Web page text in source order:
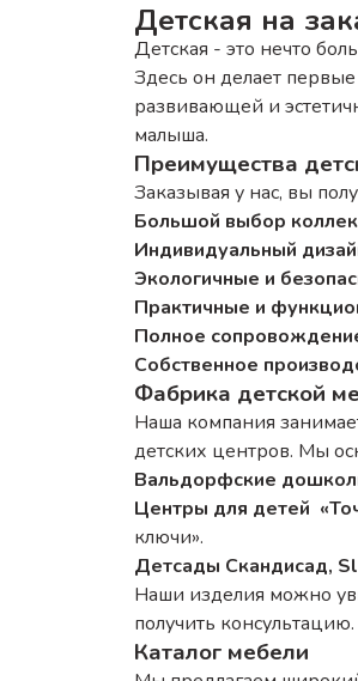
Детская на
Детская - это нечто
Здесь он делает
развивающей и
малыша.
Преимущества
Заказывая у нас, вы
Большой выбор
Индивидуальный
Экологичные и
Практичные и
Полное
Собственное
Фабрика детской
Наша компания
детских центров. Мы
Вальдорфские
Центры для детей
ключи».
Детсады Скандисад,
Наши изделия можно
получить консультацию.
Каталог мебели